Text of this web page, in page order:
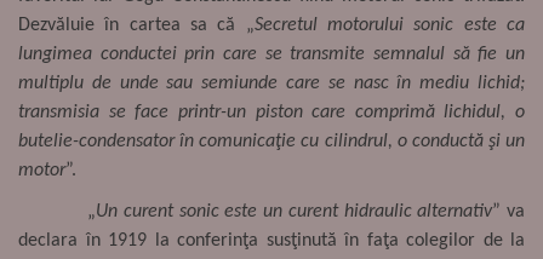
Dezvăluie în cartea sa că „Secretul motorului sonic este ca
lungimea conductei prin care se transmite semnalul să fie un
multiplu de unde sau semiunde care se nasc în mediu lichid;
transmisia se face printr-un piston care comprimă lichidul, o
butelie-condensator în comunicaţie cu cilindrul, o conductă şi un
motor”.
„Un curent sonic este un curent hidraulic alternativ” va
declara în 1919 la conferinţa susţinută în faţa colegilor de la